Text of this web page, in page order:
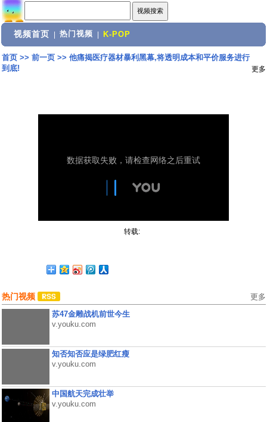
视频首页 热门视频 K-POP
首页>> 前一页>> 他痛揭医疗器材暴利黑幕,将透明成本和平价服务进行
到底!
更多
转载:
热门视频 更多
苏47金雕战机前世今生
v.youku.com
知否知否应是绿肥红瘦
v.youku.com
中国航天完成壮举
v.youku.com